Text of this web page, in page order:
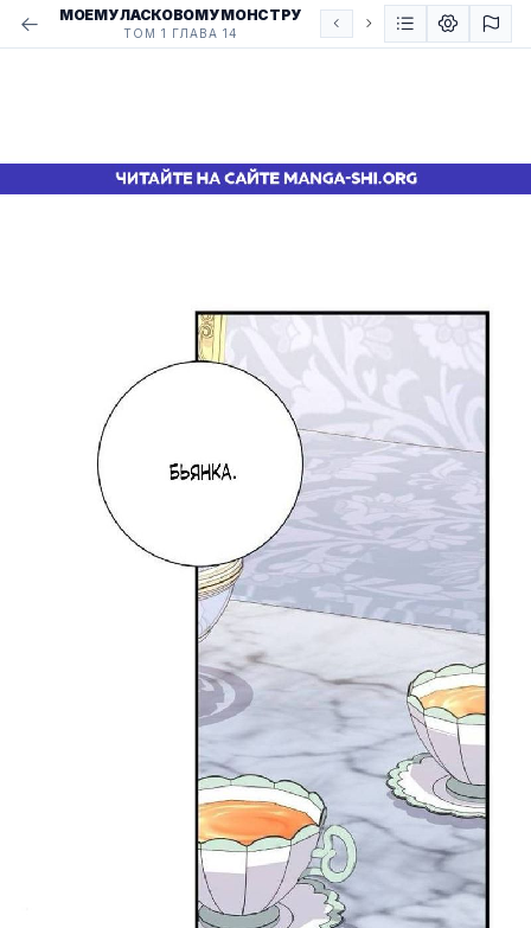
МОЕМУ ЛАСКОВОМУ МОНСТРУ
ТОМ 1 ГЛАВА 14